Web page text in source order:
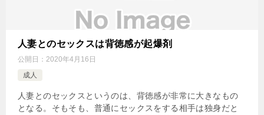
人妻とのセックスは背徳感が起爆剤
公開日： 2020年4月16日
成人
人妻とのセックスというのは、背徳感が非常に大きなもの
となる。そもそも、普通にセックスをする相手は独身だと